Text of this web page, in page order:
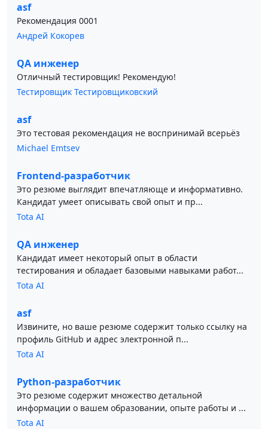
asf
Рекомендация 0001
Андрей Кокорев
QA инженер
Отличный тестировщик! Рекомендую!
Тестировщик Тестировщиковский
asf
Это тестовая рекомендация не воспринимай всерьёз
Michael Emtsev
Frontend-разработчик
Это резюме выглядит впечатляюще и информативно.
Кандидат умеет описывать свой опыт и пр...
Tota AI
QA инженер
Кандидат имеет некоторый опыт в области
тестирования и обладает базовыми навыками работ...
Tota AI
asf
Извините, но ваше резюме содержит только ссылку на
профиль GitHub и адрес электронной п...
Tota AI
Python-разработчик
Это резюме содержит множество детальной
информации о вашем образовании, опыте работы и ...
Tota AI